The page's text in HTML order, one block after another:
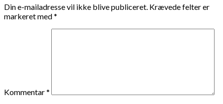
Din e-mailadresse vil ikke blive publiceret. Krævede felter er
markeret med*
Kommentar*